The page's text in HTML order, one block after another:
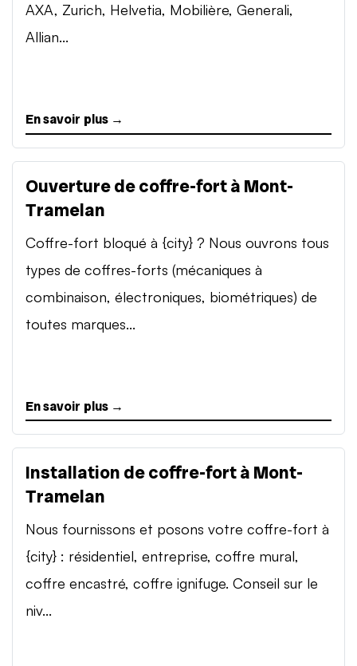
AXA, Zurich, Helvetia, Mobilière, Generali,
Allian...
En savoir plus →
Ouverture de coffre-fort à Mont-
Tramelan
Coffre-fort bloqué à {city} ? Nous ouvrons tous
types de coffres-forts (mécaniques à
combinaison, électroniques, biométriques) de
toutes marques...
En savoir plus →
Installation de coffre-fort à Mont-
Tramelan
Nous fournissons et posons votre coffre-fort à
{city} : résidentiel, entreprise, coffre mural,
coffre encastré, coffre ignifuge. Conseil sur le
niv...